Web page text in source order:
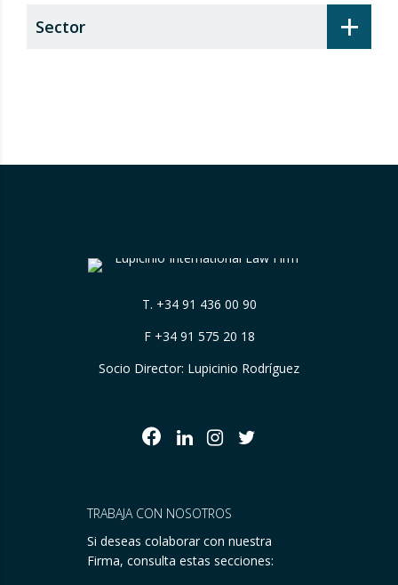
+
Sector
T. +34 91 436 00 90
F +34 91 575 20 18
Socio Director: Lupicinio Rodríguez
TRABAJA CON NOSOTROS
Si deseas colaborar con nuestra
Firma, consulta estas secciones: